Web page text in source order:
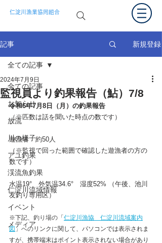
仁淀川漁業協同組合
記事 新規登録
全ての記事
お知らせ
放流
川の様子
アユ釣果
渓流魚釣果
仁淀川流域情報
イベント
メディア
全ての記事
監視員より釣果報告（鮎）7/8
2024年7月9日
令和6年7月8 日（月）の釣果報告
（※匹数は話を聞いた時点の数です）
遊漁者　約50人
（※監視で回った範囲で確認した遊漁者の方の
数です）
水温19°　外気温34.6°　湿度52% （午後、池川
友釣り専用区）
※下記、 釣り場の 「 仁淀川漁協　仁淀川流域案内
図 」へのリンクに関して、パソコンでは表示されま
すが、携帯端末はポイント表示されない場合があり